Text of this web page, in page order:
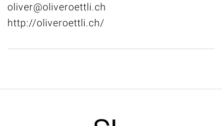
oliver@oliveroettli.ch
http://oliveroettli.ch/